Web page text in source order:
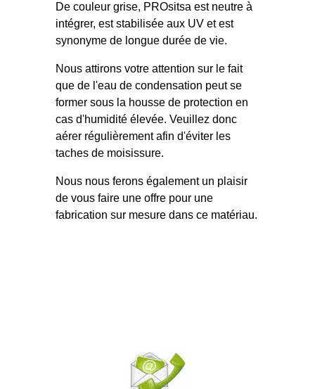
De couleur grise, PROsitsa est neutre à
intégrer, est stabilisée aux UV et est
synonyme de longue durée de vie.
Nous attirons votre attention sur le fait
que de l'eau de condensation peut se
former sous la housse de protection en
cas d'humidité élevée. Veuillez donc
aérer régulièrement afin d'éviter les
taches de moisissure.
Nous nous ferons également un plaisir
de vous faire une offre pour une
fabrication sur mesure dans ce matériau.